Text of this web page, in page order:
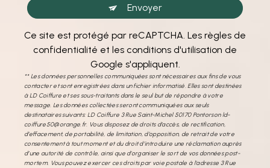
Envoyer
Ce site est protégé par reCAPTCHA. Les règles de
confidentialité et les conditions d'utilisation de
Google s'appliquent.
** Les données personnelles communiquées sont nécessaires aux fins de vous
contacter et sont enregistrées dans un fichier informatisé. Elles sont destinées
à LD Coiffure et ses sous-traitants dans le seul but de répondre à votre
message. Les données collectées seront communiquées aux seuls
destinataires suivants: LD Coiffure 3 Rue Saint-Michel 50170 Pontorson ld-
coiffure50@orange.fr. Vous disposez de droits d’accès, de rectification,
d’effacement, de portabilité, de limitation, d’opposition, de retrait de votre
consentement à tout moment et du droit d’introduire une réclamation auprès
d’une autorité de contrôle, ainsi que d’organiser le sort de vos données post-
mortem. Vous pouvez exercer ces droits par voie postale à l'adresse 3 Rue